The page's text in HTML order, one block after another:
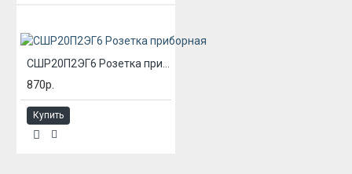
870р.
Купить